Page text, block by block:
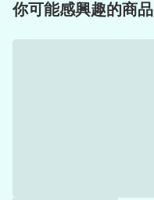
你可能感興趣的商品